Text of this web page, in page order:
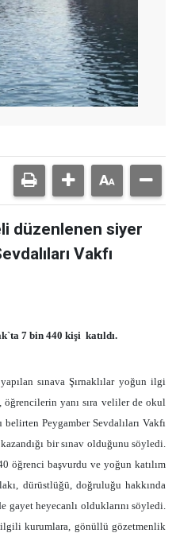
düzenlenen siyer
Vakfı
7 bin 440 kişi katıldı.
sınava Şırnaklılar yoğun ilgi
öğrencilerin yanı sıra veliler de okul
Peygamber Sevdalıları Vakfı
bir sınav olduğunu söyledi.
öğrenci başvurdu ve yoğun katılım
dürüstlüğü, doğruluğu hakkında
heyecanlı olduklarını söyledi.
ilgili kurumlara, gönüllü gözetmenlik